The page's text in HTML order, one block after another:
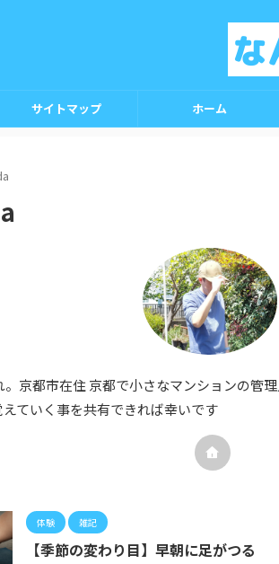
サイトマップ ホーム
。京都市在住 京都で小さなマンションの管
ていく事を共有できれば幸いです
体験 雑記
【季節の変わり目】早朝に足がつる